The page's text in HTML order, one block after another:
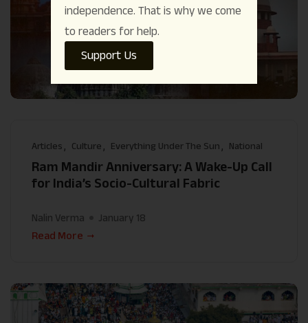
Articles Culture Everything Under The Sun National
Ram Mandir Anniversary: A Wake-Up Call
for India’s Socio-Cultural Fabric
Nalin Verma
January 18
Read More
independence. That is why we come
to readers for help.
Support Us